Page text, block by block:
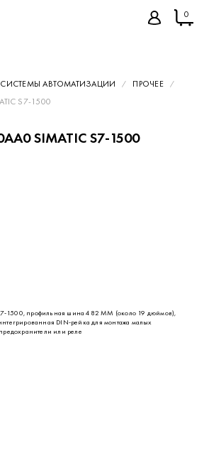
0
СИСТЕМЫ АВТОМАТИЗАЦИИ
ПРОЧЕЕ
S7-1500
SIMATIC S7-1500
DIN-рейка для монтажа малых
или реле